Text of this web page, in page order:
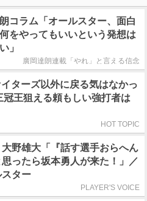
コラム「オールスター、面白
をやってもいいという発想は
」
廣岡達朗連載「やれ」と言える信念
イターズ以外に戻る気はなかっ
冠王狙える頼もしい強打者は
HOT TOPIC
大野雄大「『話す選手おらへん
ったら坂本勇人が来た！」／
ター
PLAYER'S VOICE